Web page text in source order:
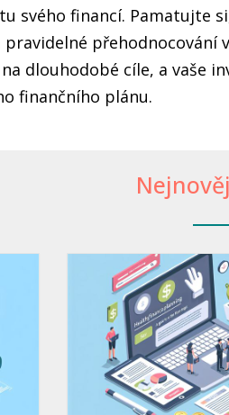
svého financí. Pamatujte
pravidelné
dlouhodobé cíle, a vaše
finančního plánu.